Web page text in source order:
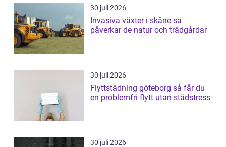
30 juli 2026
Invasiva växter i skåne så
påverkar de natur och trädgårdar
30 juli 2026
Flyttstädning göteborg så får du
en problemfri flytt utan städstress
30 juli 2026